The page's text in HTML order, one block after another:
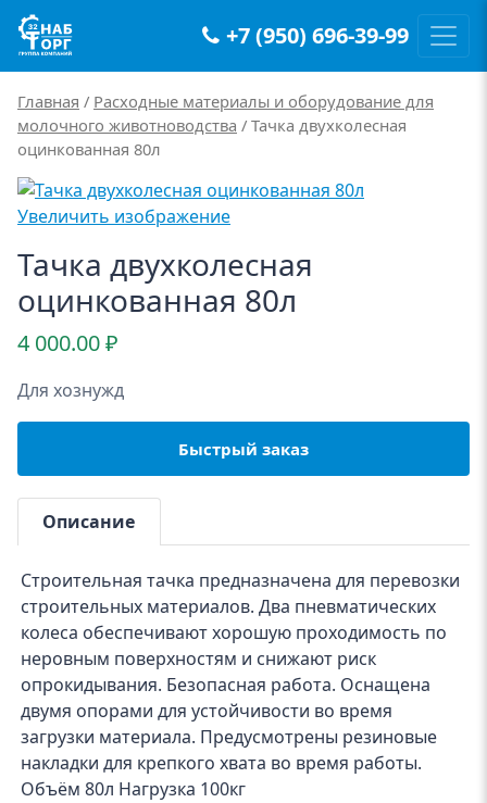
Main Navigation +7 (950) 696-39-99
Главная / Расходные материалы и оборудование для
молочного животноводства / Тачка двухколесная
оцинкованная 80л
Увеличить изображение
Тачка двухколесная
оцинкованная 80л
4 000.00₽
Для хознужд
Быстрый заказ
Описание
Строительная тачка предназначена для перевозки
строительных материалов. Два пневматических
колеса обеспечивают хорошую проходимость по
неровным поверхностям и снижают риск
опрокидывания. Безопасная работа. Оснащена
двумя опорами для устойчивости во время
загрузки материала. Предусмотрены резиновые
накладки для крепкого хвата во время работы.
Объём 80л Нагрузка 100кг